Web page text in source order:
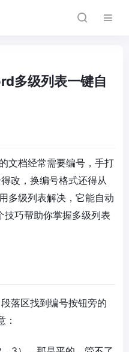
多级列表一键自
文档经常需要编号，手打
改，换编号格式还得从
多级列表解决，它能自动
巧帮助你掌握多级列表
落区找到编号按钮旁的
：